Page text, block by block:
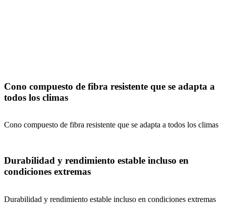
Cono compuesto de fibra resistente que se adapta a
todos los climas
Cono compuesto de fibra resistente que se adapta a todos los climas
Durabilidad y rendimiento estable incluso en
condiciones extremas
Durabilidad y rendimiento estable incluso en condiciones extremas